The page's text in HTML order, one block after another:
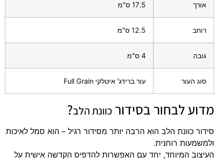
אורך 17.5 ס"מ
רוחב 12.5 ס"מ
גובה 4 ס"מ
סוג העור עור ברידג' איטלקי Full Grain
מדוע לבחור בסידור כוונת הלב?
סידור כוונת הלב הוא הרבה יותר מסידור רגיל – הוא סמל לאיכות
ולמשמעות רוחנית.
העיצוב המיוחד, יחד עם האפשרות להדפיס הקדשה אישית על